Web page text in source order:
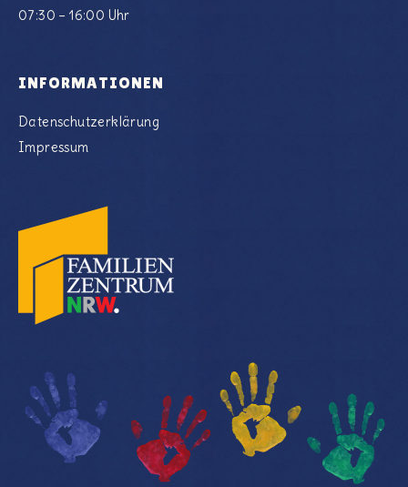
07:30 – 16:00 Uhr
INFORMATIONEN
Datenschutzerklärung
Impressum